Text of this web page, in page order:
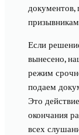
документов,
призывникам
Если
вынесено,
режим
подаем
Это
окончания
всех